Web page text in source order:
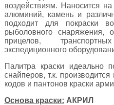
воздействиям. Наносится
алюминий, камень и
подходит для покраски
рыболовного снаряжения,
прицелов,
экспедиционного
Палитра краски идеально
снайперов, т.к.
кодов и пантонов краски
Основа краски: АКРИЛ